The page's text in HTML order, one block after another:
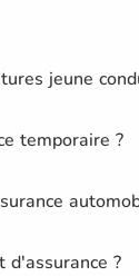
jeune
temporaire ?
d'assurance ?